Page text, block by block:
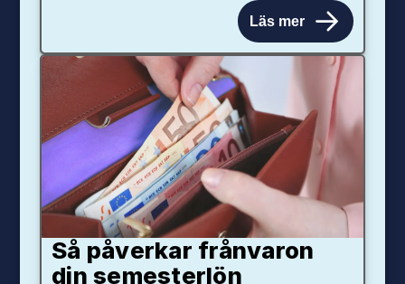
Läs mer
Så påverkar från­varon
din semester­lön